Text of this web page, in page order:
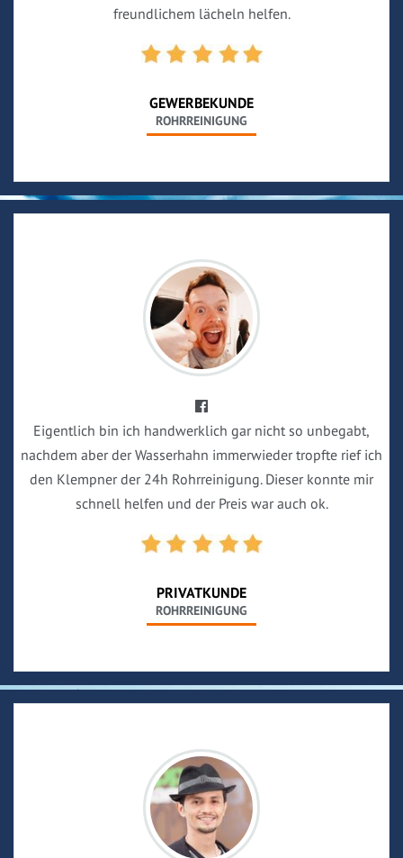
freundlichem lächeln helfen.
GEWERBEKUNDE
ROHRREINIGUNG
Eigentlich bin ich handwerklich gar nicht so unbegabt,
nachdem aber der Wasserhahn immerwieder tropfte rief ich
den Klempner der 24h Rohrreinigung. Dieser konnte mir
schnell helfen und der Preis war auch ok.
PRIVATKUNDE
ROHRREINIGUNG